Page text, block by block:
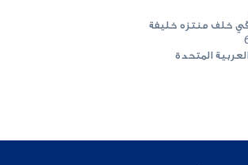
خلف منتزه خليفة
المتحدة